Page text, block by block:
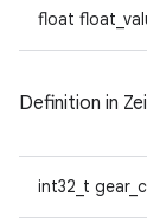
float
Definition in
int32_t